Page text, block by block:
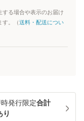
る場合や表示のお届け
す。（送料・配送につい
発行限定合計
り